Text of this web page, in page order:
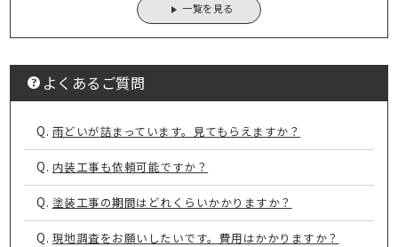
一覧を見る
よくあるご質問
Q. 雨どいが詰まっています。見てもらえますか？
Q. 内装工事も依頼可能ですか？
Q. 塗装工事の期間はどれくらいかかりますか？
Q. 現地調査をお願いしたいです。費用はかかりますか？